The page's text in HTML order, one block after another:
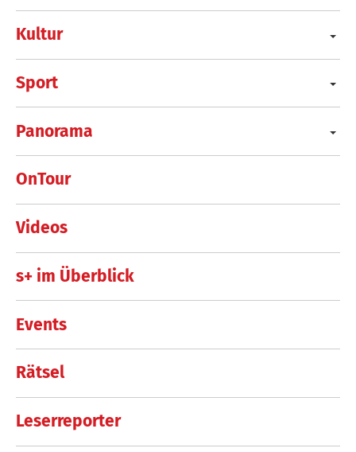
Kultur
Sport
Panorama
OnTour
Videos
s+ im Überblick
Events
Rätsel
Leserreporter